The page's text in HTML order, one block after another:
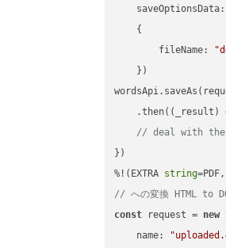
saveOptionsData:
    {
fileName:
    })
    .then(
( _result )
// deal with
})
%!(EXTRA string=PDF,
// への変換 HTML to
const request = new
name: